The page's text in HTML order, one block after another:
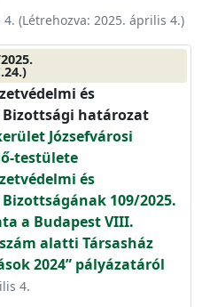
4. (Létrehozva: 2025. április 4.)
és
határozat
Józsefvárosi
testülete
és
109/2025.
a Budapest VIII.
alatti Társasház
2024” pályázatáról
4.